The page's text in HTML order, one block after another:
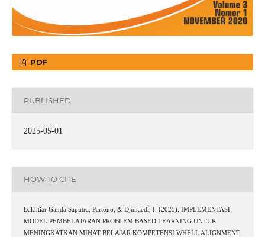
PDF
PUBLISHED
2025-05-01
HOW TO CITE
Bakhtiar Ganda Saputra, Partono, & Djunaedi, I. (2025). IMPLEMENTASI
MODEL PEMBELAJARAN PROBLEM BASED LEARNING UNTUK
MENINGKATKAN MINAT BELAJAR KOMPETENSI WHELL ALIGNMENT